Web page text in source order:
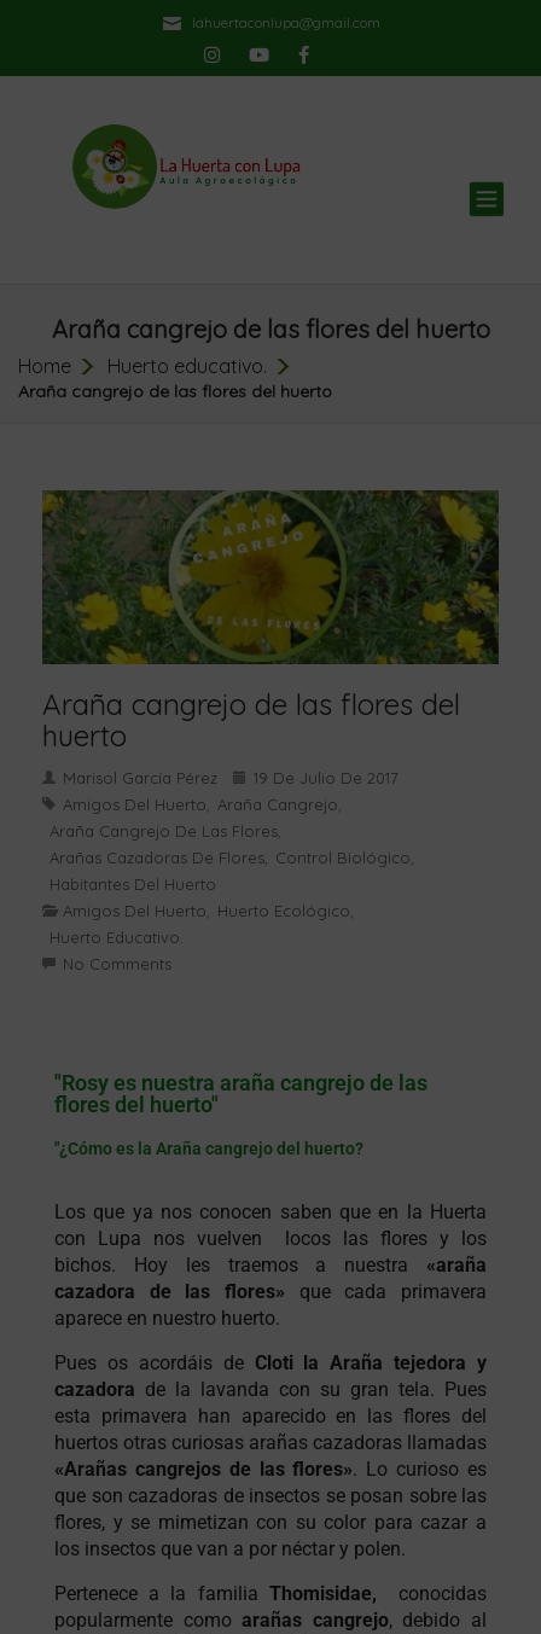
lahuertaconlupa@gmail.com
Araña cangrejo de las flores del huerto
Home Huerto educativo.
Araña cangrejo de las flores del huerto
Araña cangrejo de las flores del
huerto
Marisol García Pérez
19 De Julio De 2017
Amigos Del Huerto
Araña Cangrejo
Araña Cangrejo De Las Flores
Arañas Cazadoras De Flores Control Biológico
Habitantes Del Huerto
Amigos Del Huerto
Huerto Ecológico
Huerto Educativo.
No Comments
"Rosy es nuestra araña cangrejo de las
flores del huerto"
"¿Cómo es la Araña cangrejo del huerto?
Los que ya nos conocen saben que en la Huerta
con Lupa nos vuelven locos las flores y los
bichos. Hoy les traemos a nuestra «araña
cazadora de las flores» que cada primavera
aparece en nuestro huerto.
Pues os acordáis de Cloti la Araña tejedora y
cazadora de la lavanda con su gran tela. Pues
esta primavera han aparecido en las flores del
huertos otras curiosas arañas cazadoras llamadas
«Arañas cangrejos de las flores». Lo curioso es
que son cazadoras de insectos se posan sobre las
flores, y se mimetizan con su color para cazar a
los insectos que van a por néctar y polen.
Pertenece a la familia Thomisidae, conocidas
popularmente comoarañas cangrejo, debido al